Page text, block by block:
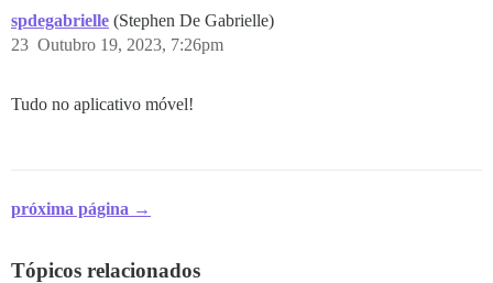
spdegabrielle (Stephen De Gabrielle)
Outubro 19, 2023, 7:26pm
23
Tudo no aplicativo móvel!
próxima página →
Tópicos relacionados